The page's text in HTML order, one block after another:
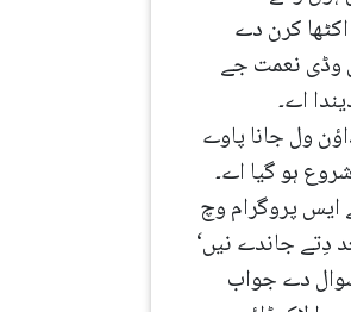
کرن دے
وڈی نعمت جے
اے۔
ول جانا پاوے
ہو گیا اے۔
کوئی وی پروگرام نہیں ہویا‘ ہُن تک 13 کروڑ لوکاں نے ایس پروگرام وچ
12 ہزار رُپئے مکمل تصدیق دے بعد دِتے جاندے نیں‘
اِک اہم سوال دے جواب